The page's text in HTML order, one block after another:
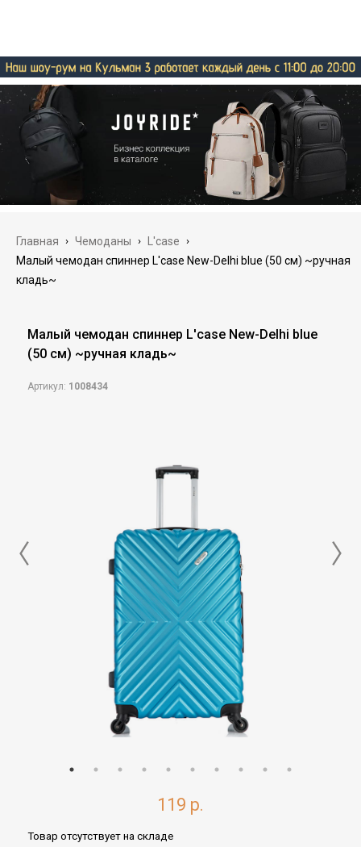
Главная › Чемоданы › L'case ›
Малый чемодан спиннер L'case New-Delhi blue (50 см) ~ручная
кладь~
Малый чемодан спиннер L'case New-Delhi blue
(50 см) ~ручная кладь~
Артикул: 1008434
119 р.
Товар отсутствует на складе